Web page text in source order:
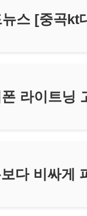
스 [중곡kt
라이트닝
다 비싸게